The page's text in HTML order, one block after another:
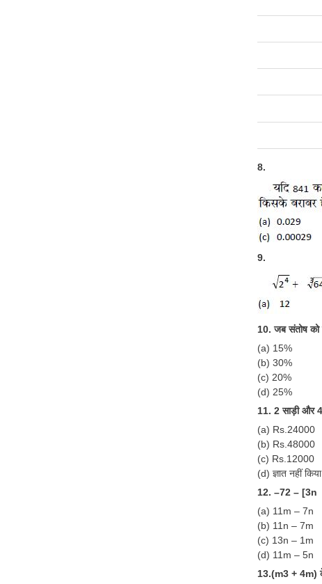
8.
9.
10. जब संतोष को
(a) 15%
(b) 30%
(c) 20%
(d) 25%
11. 2 साड़ी और
(a) Rs.24000
(b) Rs.48000
(c) Rs.12000
(d) ज्ञात नहीं
12. –72 – [3n
(a) 11m – 7n
(b) 11n – 7m
(c) 13n – 1m
(d) 11m – 5n
13.(m3 + 4m)